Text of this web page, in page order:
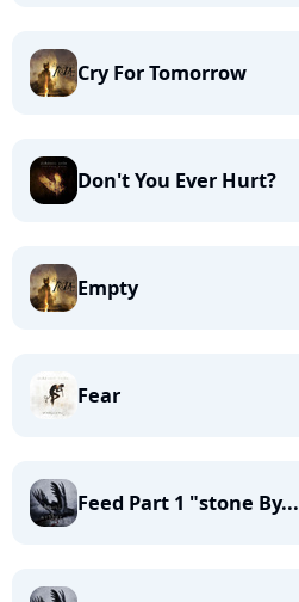
Cry For Tomorrow
Don't You Ever Hurt?
Empty
Fear
Feed Part 1 "stone By...